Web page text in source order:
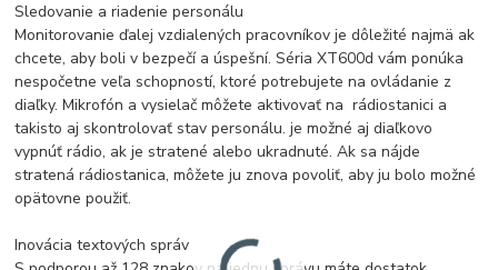
Sledovanie a riadenie personálu
Monitorovanie ďalej vzdialených pracovníkov je dôležité najmä ak
chcete, aby boli v bezpečí a úspešní.Séria XT600d vám ponúka
nespočetne veľa schopností, ktoré potrebujete na ovládanie z
diaľky.Mikrofón a vysielač môžete aktivovať na rádiostanici a
takisto aj skontrolovať stav personálu. je možné ajdiaľkovo
vypnúť rádio, ak je stratené alebo ukradnuté.Ak sa nájde
stratená rádiostanica, môžete ju znova povoliť, aby ju bolo možné
opätovne použiť.
Inovácia textových správ